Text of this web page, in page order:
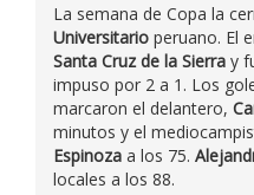
La semana de Copa la
Universitario peruano. El
Santa Cruz de la Sierra y
impuso por 2 a 1. Los
marcaron el delantero,
minutos y el
Espinoza a los 75.
locales a los 88.